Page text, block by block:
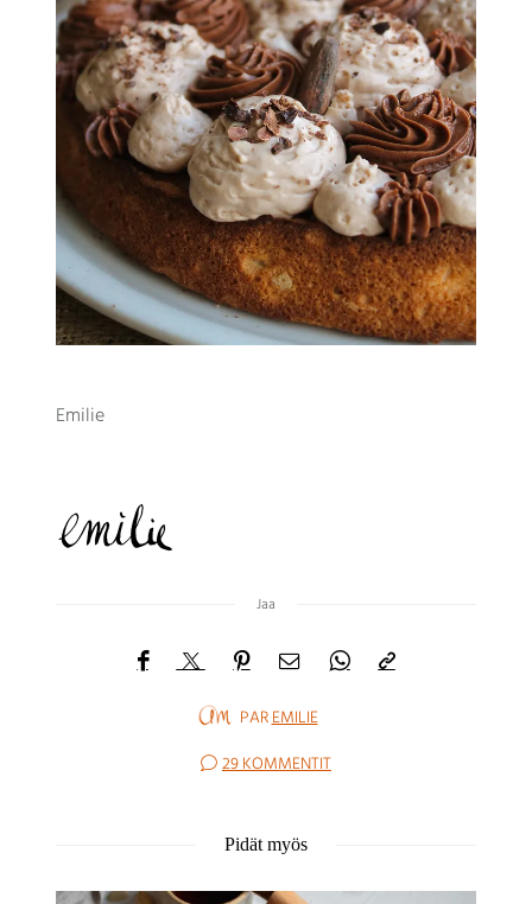
Emilie
Jaa
PAREMILIE
29 KOMMENTIT
Pidät myös